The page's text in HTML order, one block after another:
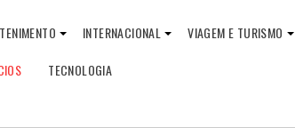
INTERNACIONAL VIAGEM E TURISMO
TECNOLOGIA